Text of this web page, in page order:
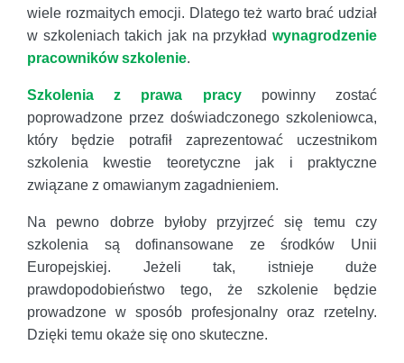
wiele rozmaitych emocji. Dlatego też warto brać udział
w szkoleniach takich jak na przykład wynagrodzenie
pracowników szkolenie.
Szkolenia z prawa pracypowinny zostać
poprowadzone przez doświadczonego szkoleniowca,
który będzie potrafił zaprezentować uczestnikom
szkolenia kwestie teoretyczne jak i praktyczne
związane z omawianym zagadnieniem.
Na pewno dobrze byłoby przyjrzeć się temu czy
szkolenia są dofinansowane ze środków Unii
Europejskiej. Jeżeli tak, istnieje duże
prawdopodobieństwo tego, że szkolenie będzie
prowadzone w sposób profesjonalny oraz rzetelny.
Dzięki temu okaże się ono skuteczne.